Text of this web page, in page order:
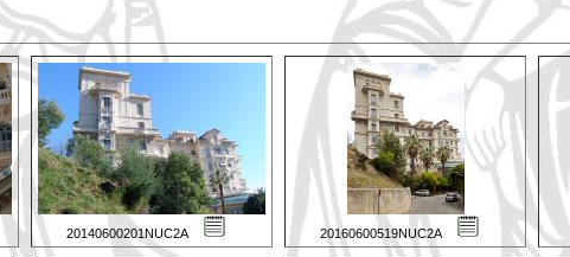
20140600201NUC2A 20160600519NUC2A